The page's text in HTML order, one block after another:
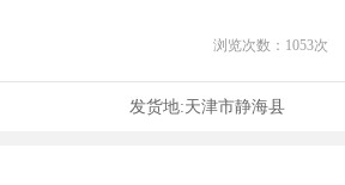
浏览次数： 1053次
发货地:天津市静海县